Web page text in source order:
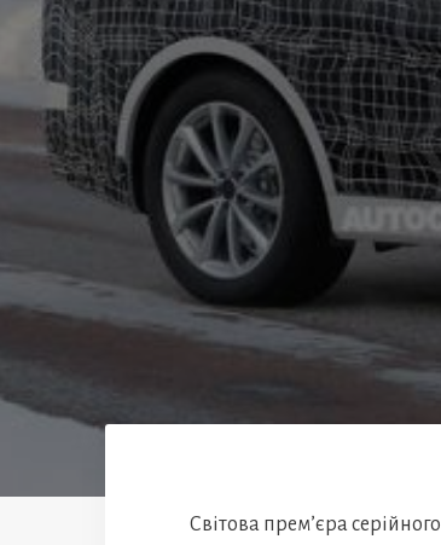
Світова прем’єра